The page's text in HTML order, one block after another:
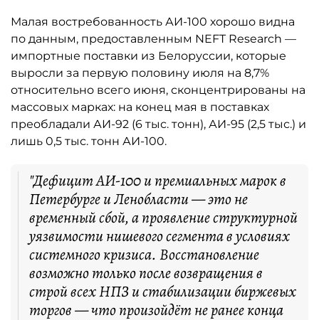
Малая востребованность АИ-100 хорошо видна
по данным, предоставленным NEFT Research —
импортные поставки из Белоруссии, которые
выросли за первую половину июля на 8,7%
относительно всего июня, сконцентрированы на
массовых марках: на конец мая в поставках
преобладали АИ-92 (6 тыс. тонн), АИ-95 (2,5 тыс.) и
лишь 0,5 тыс. тонн АИ-100.
"Дефицит АИ-100 и премиальных марок в
Петербурге и Ленобласти — это не
временный сбой, а проявление структурной
уязвимости нишевого сегмента в условиях
системного кризиса. Восстановление
возможно только после возвращения в
строй всех НПЗ и стабилизации биржевых
торгов — что произойдёт не ранее конца